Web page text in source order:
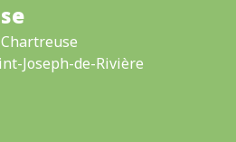
Joseph-de-Rivière